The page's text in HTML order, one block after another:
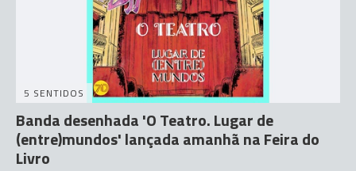
5 SENTIDOS
Banda desenhada 'O Teatro. Lugar de
(entre)mundos' lançada amanhã na Feira do
Livro